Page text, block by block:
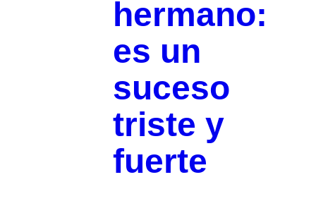
hermano:
es un
suceso
triste y
fuerte